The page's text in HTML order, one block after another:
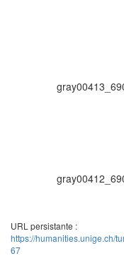
URL persistante :
https://humanities.unige.ch/
67